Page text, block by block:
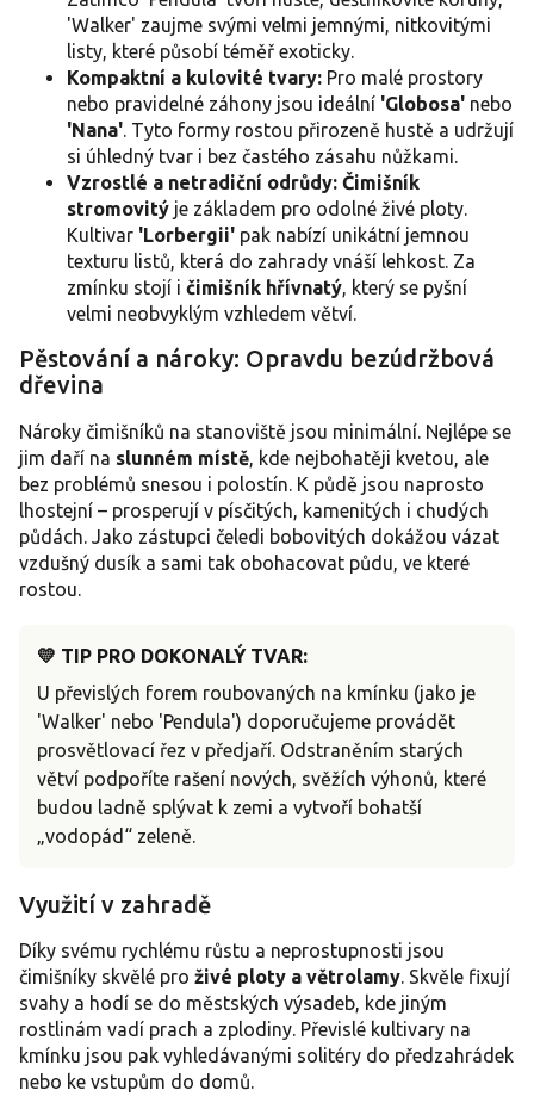
'Walker' zaujme svými velmi jemnými, nitkovitými
listy, které působí téměř exoticky.
Kompaktní a kulovité tvary: Pro malé prostory
nebo pravidelné záhony jsou ideální 'Globosa' nebo
'Nana'. Tyto formy rostou přirozeně hustě a udržují
si úhledný tvar i bez častého zásahu nůžkami.
Vzrostlé a netradiční odrůdy: Čimišník
stromovitý je základem pro odolné živé ploty.
Kultivar 'Lorbergii' pak nabízí unikátní jemnou
texturu listů, která do zahrady vnáší lehkost. Za
zmínku stojí i čimišník hřívnatý, který se pyšní
velmi neobvyklým vzhledem větví.
Pěstování a nároky: Opravdu bezúdržbová
dřevina
Nároky čimišníků na stanoviště jsou minimální. Nejlépe se
jim daří na slunném místě, kde nejbohatěji kvetou, ale
bez problémů snesou i polostín. K půdě jsou naprosto
lhostejní – prosperují v písčitých, kamenitých i chudých
půdách. Jako zástupci čeledi bobovitých dokážou vázat
vzdušný dusík a sami tak obohacovat půdu, ve které
rostou.
💛 TIP PRO DOKONALÝ TVAR:
U převislých forem roubovaných na kmínku (jako je
'Walker' nebo 'Pendula') doporučujeme provádět
prosvětlovací řez v předjaří. Odstraněním starých
větví podpoříte rašení nových, svěžích výhonů, které
budou ladně splývat k zemi a vytvoří bohatší
„vodopád“ zeleně.
Využití v zahradě
Díky svému rychlému růstu a neprostupnosti jsou
čimišníky skvělé pro živé ploty a větrolamy. Skvěle fixují
svahy a hodí se do městských výsadeb, kde jiným
rostlinám vadí prach a zplodiny. Převislé kultivary na
kmínku jsou pak vyhledávanými solitéry do předzahrádek
nebo ke vstupům do domů.